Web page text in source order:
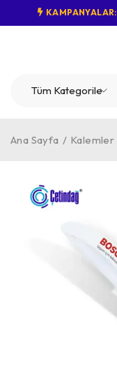
KAMPANYALAR:
Ana Sayfa / Kalemler